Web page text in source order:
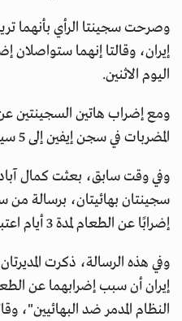
وصرحت سجينتا الرأي بأنهما
إيران، وقالتا إنهما ستواصلان
اليوم الاثنين.
ومع إضراب هاتين السجينتين
المضربات في سجن إيفين إلى 5 سيدات.
وفي وقت سابق، بعثت كمال
سجينتان بهائيتان، برسالة من
إضرابًا عن الطعام لمدة 3 أيام اعتبارًا من يوم أمس السبت.
وفي هذه الرسالة، ذكرت
إيران أن سبب إضرابهما عن
النظام المدمر ضد البهائيين"،